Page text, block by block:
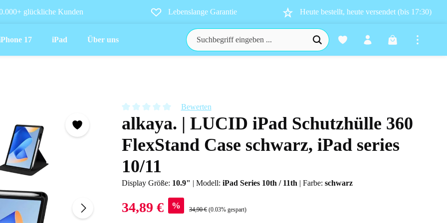
glückliche Kunden Lebenslange Garantie Heute bestellt, heute versendet (bis 17:30)
17 iPad Über uns
Warenkorb
Durchschnittliche Bewertung von 0 von 5 Sternen
Bewerten
alkaya. | LUCID iPad Schutzhülle 360
FlexStand Case schwarz, iPad series
10/11
Display Größe: 10.9" | Modell: iPad Series 10th / 11th | Farbe: schwarz
34,89 € % 34,90 € (0.03% gespart)